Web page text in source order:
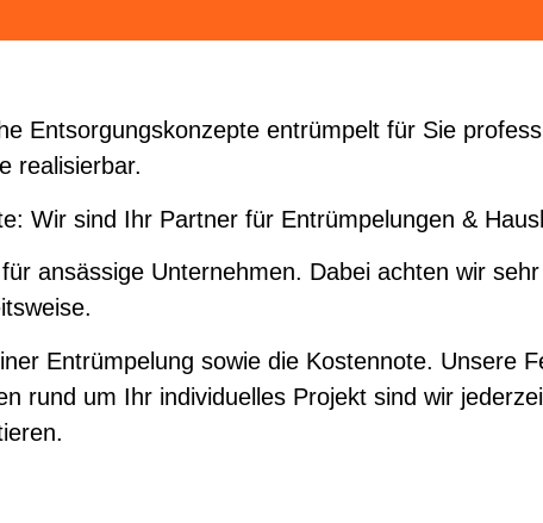
Entsorgungskonzepte entrümpelt für Sie
realisierbar.
Wir sind Ihr Partner für Entrümpelungen &
ansässige Unternehmen. Dabei achten wir
Entrümpelung sowie die Kostennote. Unsere
rund um Ihr individuelles Projekt sind wir